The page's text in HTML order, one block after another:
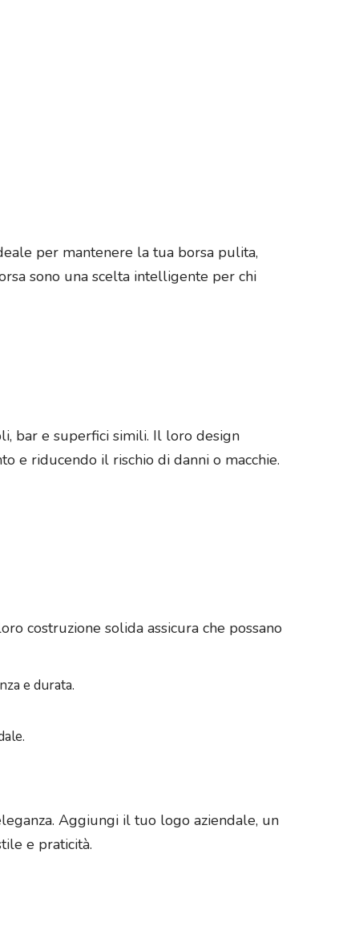
per mantenere la tua borsa pulita,
sono una scelta intelligente per chi
bar e superfici simili. Il loro design
e riducendo il rischio di danni o macchie.
costruzione solida assicura che possano
e durata.
Aggiungi il tuo logo aziendale, un
e praticità.